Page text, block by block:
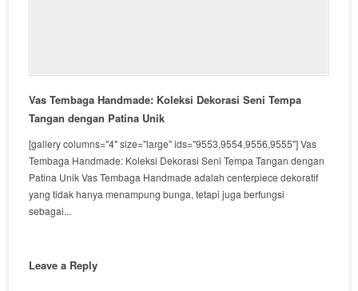
Vas Tembaga Handmade: Koleksi Dekorasi Seni Tempa
Tangan dengan Patina Unik
[gallery columns="4" size="large" ids="9553,9554,9556,9555"] Vas
Tembaga Handmade: Koleksi Dekorasi Seni Tempa Tangan dengan
Patina Unik Vas Tembaga Handmade adalah centerpiece dekoratif
yang tidak hanya menampung bunga, tetapi juga berfungsi
sebagai...
Leave a Reply